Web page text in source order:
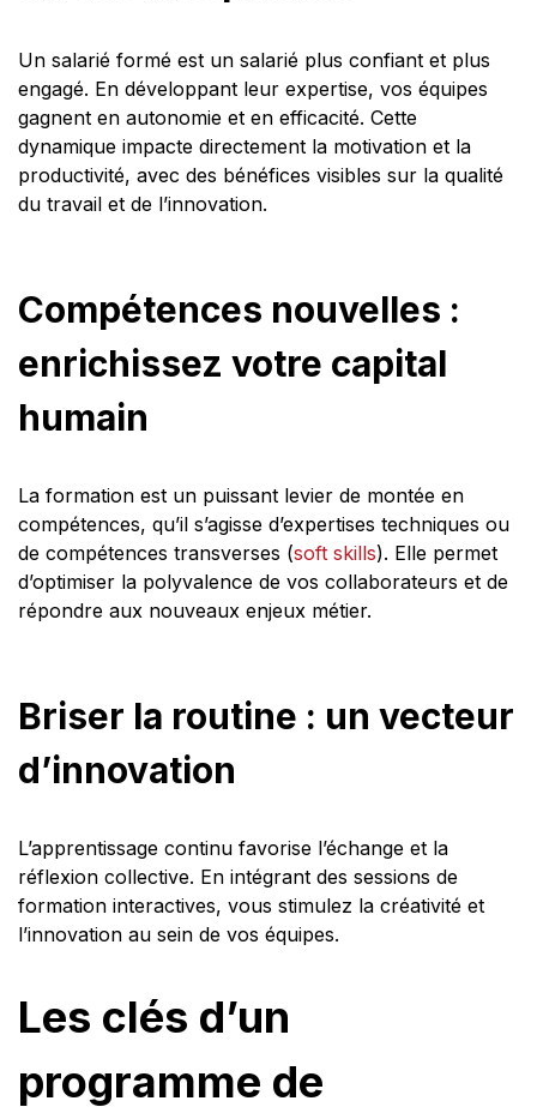
Un salarié formé est un salarié plus confiant et plus
engagé. En développant leur expertise, vos équipes
gagnent en autonomie et en efficacité. Cette
dynamique impacte directement la motivation et la
productivité, avec des bénéfices visibles sur la qualité
du travail et de l’innovation.
Compétences nouvelles :
enrichissez votre capital
humain
La formation est un puissant levier de montée en
compétences, qu’il s’agisse d’expertises techniques ou
de compétences transverses (soft skills). Elle permet
d’optimiser la polyvalence de vos collaborateurs et de
répondre aux nouveaux enjeux métier.
Briser la routine : un vecteur
d’innovation
L’apprentissage continu favorise l’échange et la
réflexion collective. En intégrant des sessions de
formation interactives, vous stimulez la créativité et
l’innovation au sein de vos équipes.
Les clés d’un
programme de